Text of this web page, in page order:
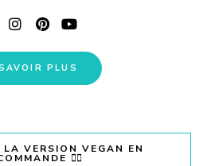
PLUS
VERSION VEGAN EN
👇🏽